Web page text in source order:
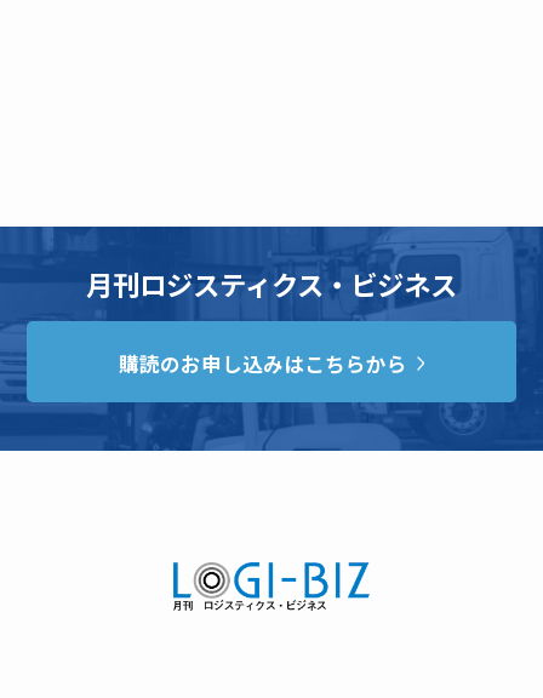
月刊ロジスティクス・ビジネス
購読のお申し込みはこちらから